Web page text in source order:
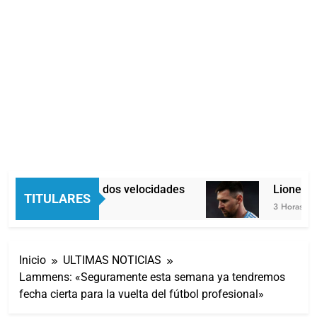
TITULARES
Economía en dos velocidades
2 Horas Atrás
Lionel
3 Horas Atrás
Inicio
ULTIMAS NOTICIAS
Lammens: «Seguramente esta semana ya tendremos
fecha cierta para la vuelta del fútbol profesional»